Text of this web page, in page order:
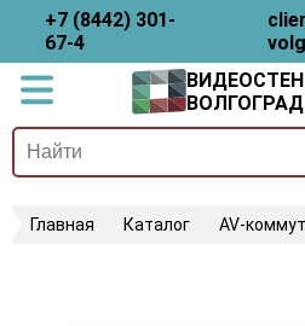
+7 (8442) 301-
67-4
ВОЛГОГРАД
Главная Каталог AV-